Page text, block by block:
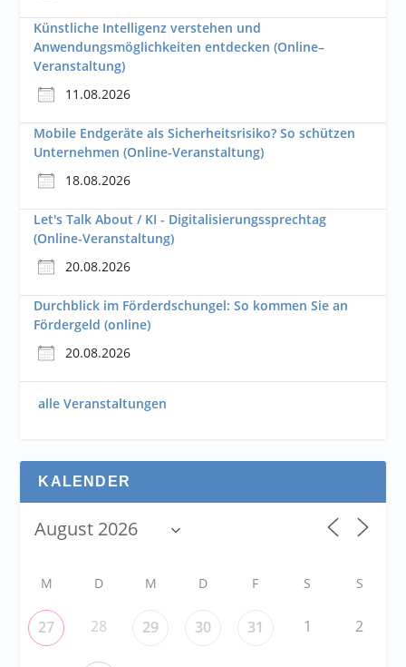
Künstliche Intelligenz verstehen und
Anwendungsmöglichkeiten entdecken (Online–
Veranstaltung)
11.08.2026
Mobile Endgeräte als Sicherheitsrisiko? So schützen
Unternehmen (Online-Veranstaltung)
18.08.2026
Let's Talk About / KI - Digitalisierungssprechtag
(Online-Veranstaltung)
20.08.2026
Durchblick im Förderdschungel: So kommen Sie an
Fördergeld (online)
20.08.2026
alle Veranstaltungen
KALENDER
M D M D F S S
27 28 29 30 31 1 2